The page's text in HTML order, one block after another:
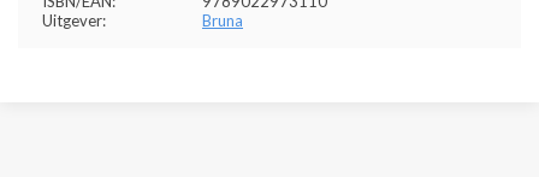
Uitgever:
Bruna